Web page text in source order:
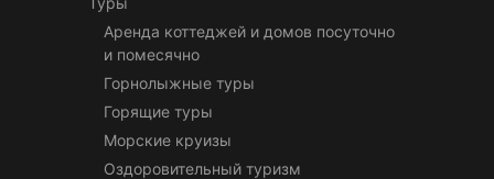
Аренда коттеджей и домов посуточно
и помесячно
Горнолыжные туры
Горящие туры
Морские круизы
Оздоровительный туризм